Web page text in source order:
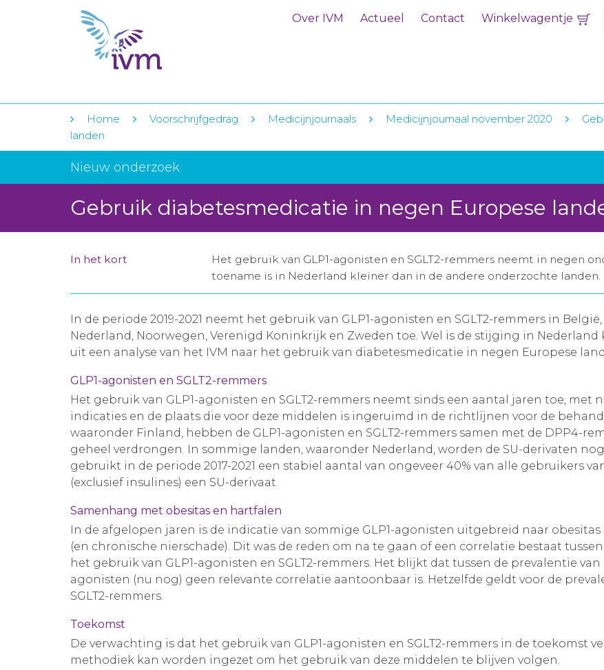
Over IVM Actueel Contact Winkelwagentje
Home Voorschrijfgedrag Medicijnjournaals Medicijnjournaal november 2020
landen
Nieuw onderzoek
Gebruik diabetesmedicatie in negen Europese
In het kort
Het gebruik van GLP1-agonisten en SGLT2-remmers neemt in negen
toename is in Nederland kleiner dan in de andere onderzochte landen.
In de periode 2019-2021 neemt het gebruik van GLP1-agonisten en SGLT2-remmers in
Nederland, Noorwegen, Verenigd Koninkrijk en Zweden toe. Wel is de stijging in
uit een analyse van het IVM naar het gebruik van diabetesmedicatie in negen Europese
GLP1-agonisten en SGLT2-remmers
Het gebruik van GLP1-agonisten en SGLT2-remmers neemt sinds een aantal jaren toe, met
indicaties en de plaats die voor deze middelen is ingeruimd in de richtlijnen voor de
waaronder Finland, hebben de GLP1-agonisten en SGLT2-remmers samen met de DPP4-
geheel verdrongen. In sommige landen, waaronder Nederland, worden de SU-derivaten
gebruikt in de periode 2017-2021 een stabiel aantal van ongeveer 40% van alle gebruikers
(exclusief insulines) een SU-derivaat.
Samenhang met obesitas en hartfalen
In de afgelopen jaren is de indicatie van sommige GLP1-agonisten uitgebreid naar obesitas
(en chronische nierschade). Dit was de reden om na te gaan of een correlatie bestaat
het gebruik van GLP1-agonisten en SGLT2-remmers. Het blijkt dat tussen de prevalentie
agonisten (nu nog) geen relevante correlatie aantoonbaar is. Hetzelfde geldt voor de
SGLT2-remmers.
Toekomst
De verwachting is dat het gebruik van GLP1-agonisten en SGLT2-remmers in de toekomst
methodiek kan worden ingezet om het gebruik van deze middelen te blijven volgen.